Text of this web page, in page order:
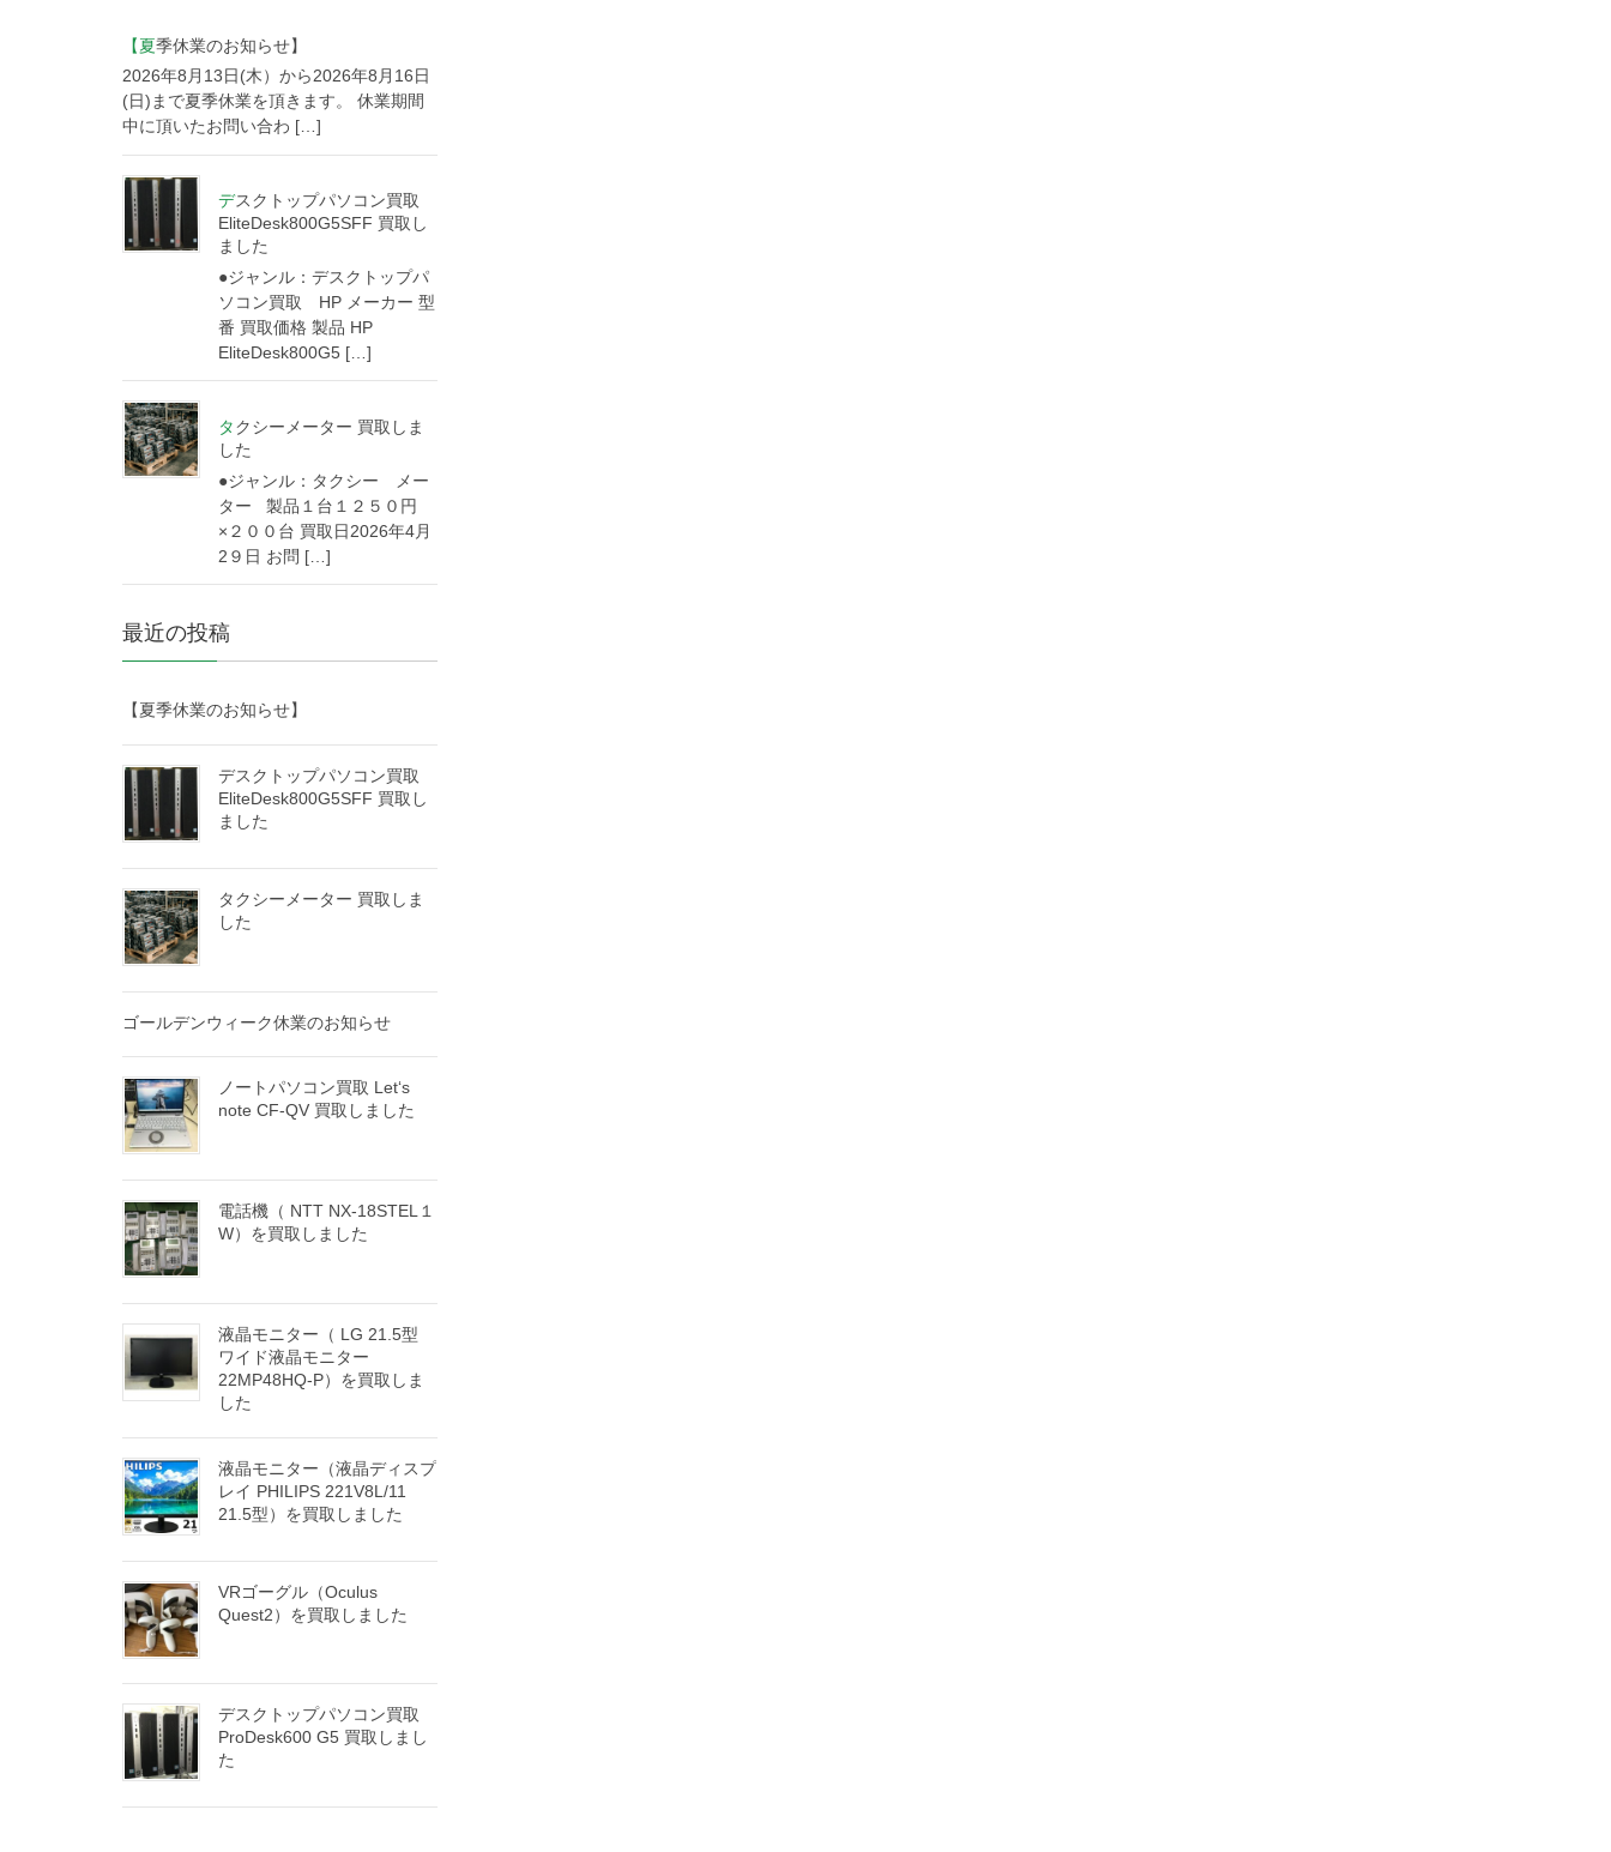
【夏季休業のお知らせ】
2026年8月13日(木）から2026年8月16日
(日)まで夏季休業を頂きます。 休業期間
中に頂いたお問い合わ […]
デスクトップパソコン買取
EliteDesk800G5SFF 買取し
ました
●ジャンル：デスクトップパ
ソコン買取 HP メーカー 型
番 買取価格 製品 HP
EliteDesk800G5 […]
タクシーメーター 買取しま
した
●ジャンル：タクシー メー
ター 製品１台１２５０円
×２００台 買取日2026年4月
2９日 お問 […]
最近の投稿
【夏季休業のお知らせ】
デスクトップパソコン買取
EliteDesk800G5SFF 買取し
ました
タクシーメーター 買取しま
した
ゴールデンウィーク休業のお知らせ
ノートパソコン買取 Let‘s
note CF-QV 買取しました
電話機（ NTT NX-18STEL１
W）を買取しました
液晶モニター（ LG 21.5型
ワイド液晶モニター
22MP48HQ-P）を買取しま
した
液晶モニター（液晶ディスプ
レイ PHILIPS 221V8L/11
21.5型）を買取しました
VRゴーグル（Oculus
Quest2）を買取しました
デスクトップパソコン買取
ProDesk600 G5 買取しまし
た